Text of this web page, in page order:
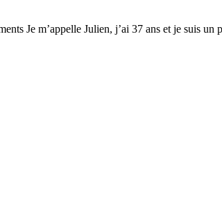
Je m’appelle Julien, j’ai 37 ans et je suis